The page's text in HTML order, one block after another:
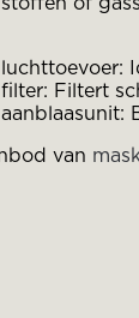
Filtert
van